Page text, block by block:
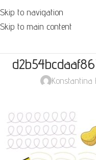
Skip to navigation
Skip to main content
Konstantina